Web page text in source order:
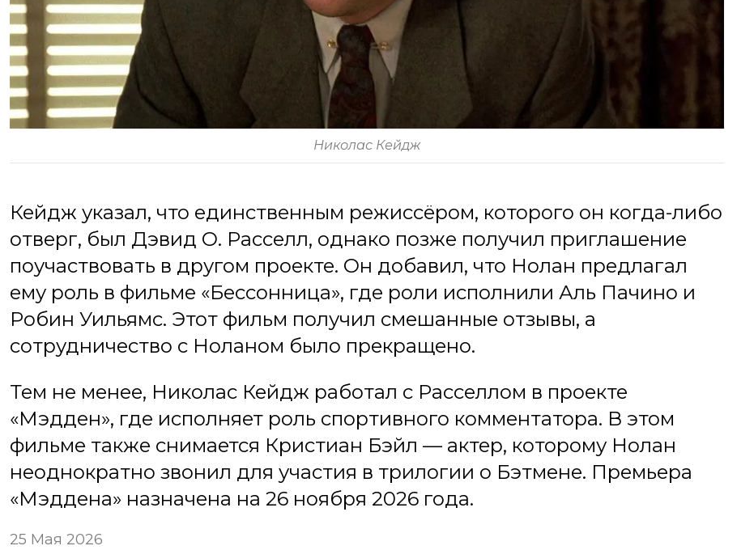
Николас Кейдж
Кейдж указал, что единственным режиссёром, которого он когда-либо
отверг, был Дэвид О. Расселл, однако позже получил приглашение
поучаствовать в другом проекте. Он добавил, что Нолан предлагал
ему роль в фильме «Бессонница», где роли исполнили Аль Пачино и
Робин Уильямс. Этот фильм получил смешанные отзывы, а
сотрудничество с Ноланом было прекращено.
Тем не менее, Николас Кейдж работал с Расселлом в проекте
«Мэдден», где исполняет роль спортивного комментатора. В этом
фильме также снимается Кристиан Бэйл — актер, которому Нолан
неоднократно звонил для участия в трилогии о Бэтмене. Премьера
«Мэддена» назначена на 26 ноября 2026 года.
25 Мая 2026